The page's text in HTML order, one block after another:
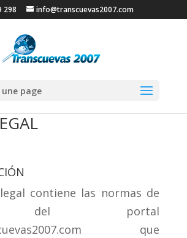
298 info@transcuevas2007.com
page
contiene las normas de
del portal
que